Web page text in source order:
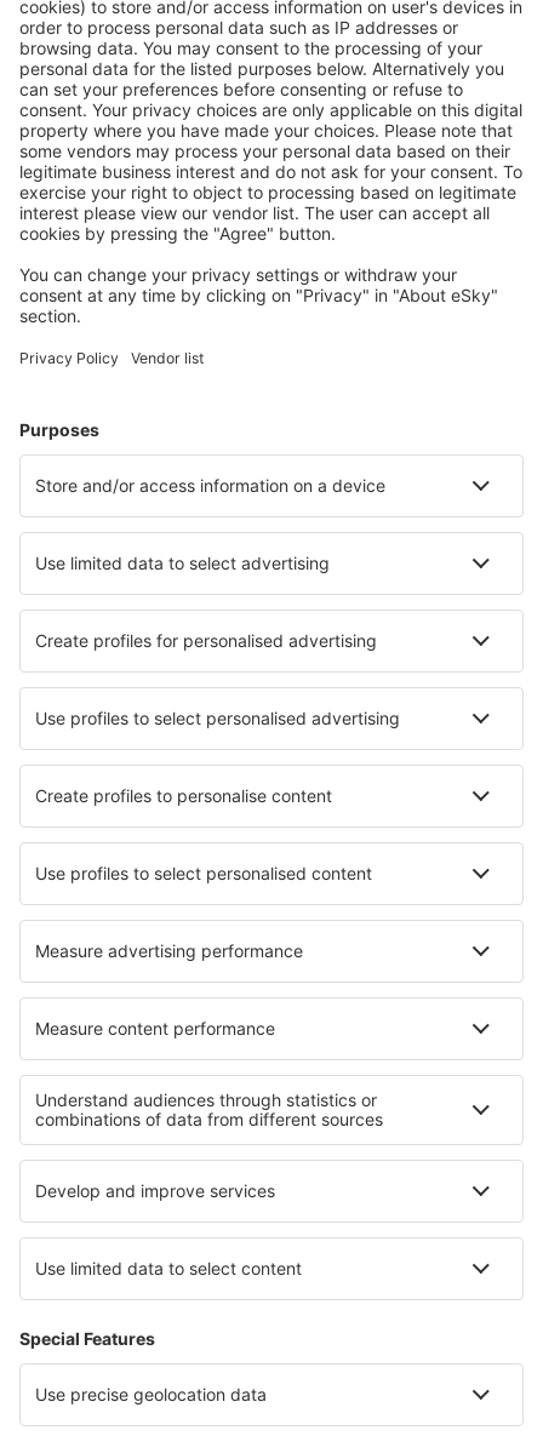
Atraktivní ceny a speciální nabídky pro přihlášené
uživatele.
Ubytování dle vašeho gusta
Vyberte si z více než 1.3 milionu zařízení: hotelů,
apartmánů, chat a dalších.
Ubytování v Mexiku - Oblíbená města
Ubytování v Puerto Vallarta Ubytování in Coatepec
Ubytování in Ensenada Ubytování in Tequila
Nejlepší ubytování - města
Ubytování in Ottersum Ubytování Establiments
Ubytování in Serra de El-Rei Ubytování in Bedford
Ubytování in Velika Plana Ubytování in Kutná Hora
Ubytování in Morelos Ubytování v State of Puebla
Ubytování v State of Mexico Ubytování in Faroe Islands
Ubytování v Sierra Nevadě Ubytování in Dolomites
Ubytování v Župa Brašov
Ubytování v San Andrés y Providencia